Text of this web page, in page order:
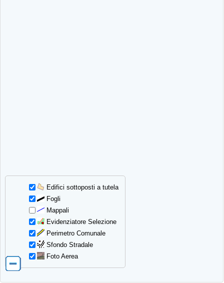
Edifici sottoposti a tutela
Fogli
Mappali
Evidenziatore Selezione
Perimetro Comunale
Sfondo Stradale
Foto Aerea